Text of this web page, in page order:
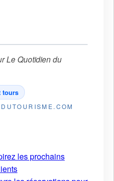
Le Quotidien du
tours
les prochains